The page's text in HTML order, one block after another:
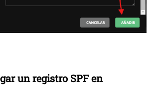
un registro SPF en